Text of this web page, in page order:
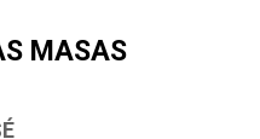
MASAS